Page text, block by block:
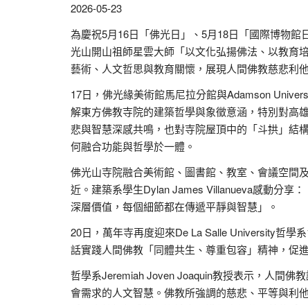
2026-05-23
為慶祝5月16日「佛光日」、5月18日「國際博物
光山開山祖師星雲大師「以文化弘揚佛法、以教育
藝術、人文哲思與教育關懷，展現人間佛教慈悲利
17日，佛光緣美術館馬尼拉分館與Adamson
解東方佛教寺院的建築哲學與象徵意涵，特別對高
悲與智慧深感共鳴，也對寺院屋頂中的「斗拱」結
何融合功能與哲學於一體。
佛光山寺院融合美術館、圖書館、教室、會議空間
近。建築系學生Dylan James Villanueva感動分享
深層價值，每個細節都在傳遞平靜與智慧」。
20日，萬年寺再度迎來De La Salle University哲學
話實踐人間佛教「同體共生、尊重包容」精神，促
哲學系Jeremiah Joven Joaquin教授表示，人間佛
會需求的人文智慧。佛教所強調的慈悲、平等與利